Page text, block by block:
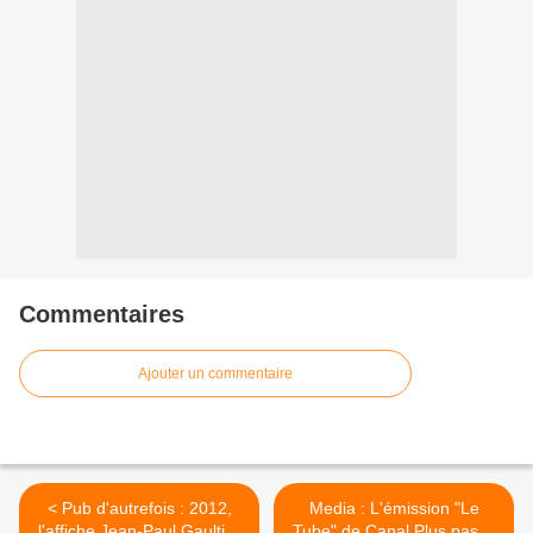
Commentaires
Ajouter un commentaire
< Pub d'autrefois : 2012,
Media : L'émission "Le